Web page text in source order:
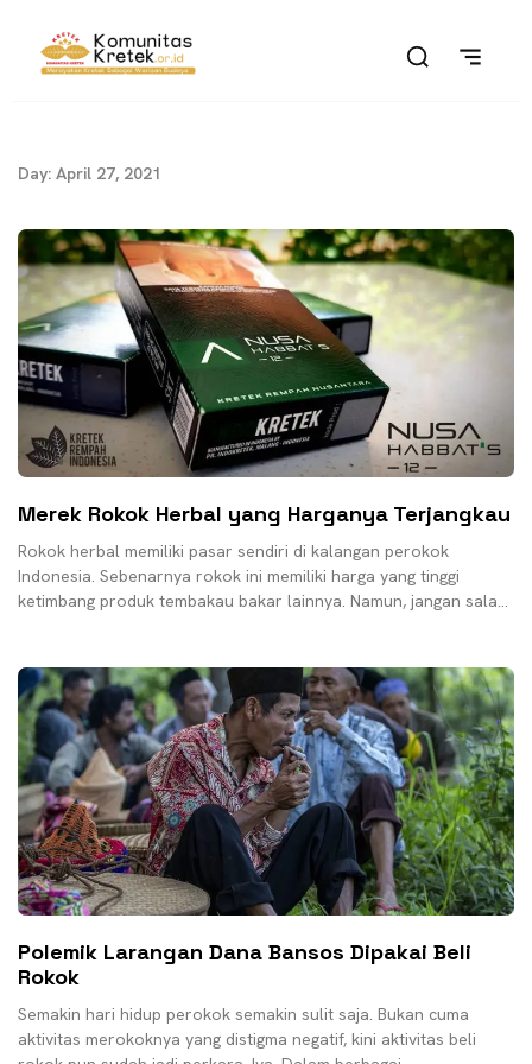
Day: April 27, 2021
Merek Rokok Herbal yang Harganya Terjangkau
Rokok herbal memiliki pasar sendiri di kalangan perokok
Indonesia. Sebenarnya rokok ini memiliki harga yang tinggi
ketimbang produk tembakau bakar lainnya. Namun, jangan salah
Polemik Larangan Dana Bansos Dipakai Beli
Rokok
Semakin hari hidup perokok semakin sulit saja. Bukan cuma
aktivitas merokoknya yang distigma negatif, kini aktivitas beli